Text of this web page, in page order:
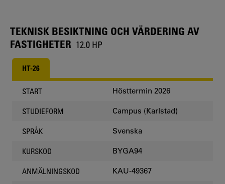
TEKNISK BESIKTNING OCH VÄRDERING AV
FASTIGHETER 12.0 HP
HT-26
START Hösttermin 2026
STUDIEFORM Campus (Karlstad)
SPRÅK Svenska
KURSKOD BYGA94
ANMÄLNINGSKOD KAU-49367